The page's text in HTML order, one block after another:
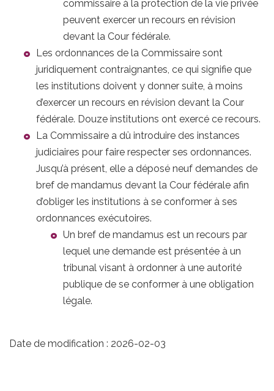
commissaire à la protection de la vie privée
peuvent exercer un recours en révision
devant la Cour fédérale.
Les ordonnances de la Commissaire sont
juridiquement contraignantes, ce qui signifie que
les institutions doivent y donner suite, à moins
d’exercer un recours en révision devant la Cour
fédérale. Douze institutions ont exercé ce recours.
La Commissaire a dû introduire des instances
judiciaires pour faire respecter ses ordonnances.
Jusqu’à présent, elle a déposé neuf demandes de
bref de mandamus devant la Cour fédérale afin
d’obliger les institutions à se conformer à ses
ordonnances exécutoires.
Un bref de mandamus est un recours par
lequel une demande est présentée à un
tribunal visant à ordonner à une autorité
publique de se conformer à une obligation
légale.
Date de modification : 2026-02-03